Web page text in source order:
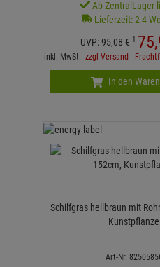
Ab ZentralLager
Lieferzeit: 2-4
UVP:95,08 € 1 75,
inkl. MwSt.zzgl Versand -
In den
Schilfgras hellbraun mit
Kunstpflanze
Art-Nr.